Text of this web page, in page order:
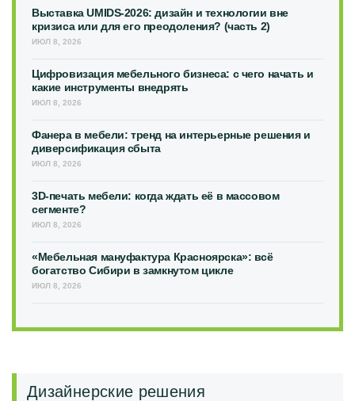
Выставка UMIDS-2026: дизайн и технологии вне
кризиса или для его преодоления? (часть 2)
ИЮЛ 8, 2026
Цифровизация мебельного бизнеса: с чего начать и
какие инструменты внедрять
ИЮЛ 8, 2026
Фанера в мебели: тренд на интерьерные решения и
диверсификация сбыта
ИЮЛ 8, 2026
3D-печать мебели: когда ждать её в массовом
сегменте?
ИЮЛ 8, 2026
«Мебельная мануфактура Красноярска»: всё
богатство Сибири в замкнутом цикле
ИЮЛ 8, 2026
Дизайнерские решения